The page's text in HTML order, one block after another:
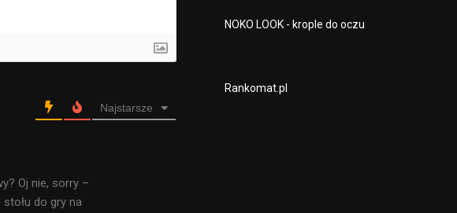
Najstarsze
Oj nie, sorry –
do gry na
NOKO LOOK - krople do oczu
Rankomat.pl